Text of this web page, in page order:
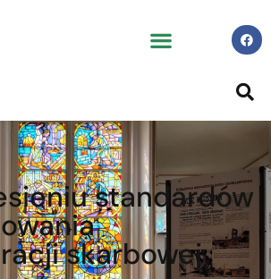
standardów
skarbowej